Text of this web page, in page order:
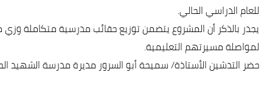
للعام الدراسي الحالي.
يجدر بالذكر أن المشروع يتضمن توزيع حقائب مدرسية متكاملة
لمواصلة مسيرتهم التعليمية.
حضر التدشين الأستاذة/ سميحة أبو السرور مديرة مدرسة الشهيد